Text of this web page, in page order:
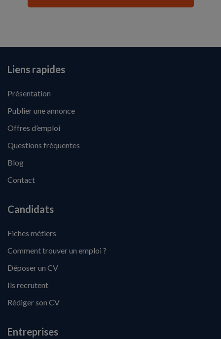
Liens rapides
Présentation
Publier une annonce
Offres d’emploi
Questions fréquentes
Blog
Contact
Candidats
Fiches métiers
Comment trouver un emploi ?
Déposer un CV
Ils recrutent
Rédiger son CV
Entreprises